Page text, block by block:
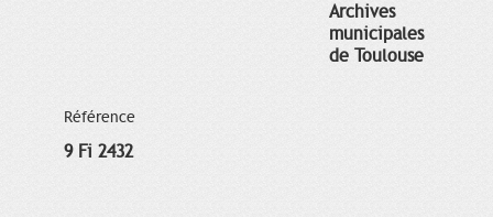
Archives
municipales
de Toulouse
Référence
9 Fi 2432